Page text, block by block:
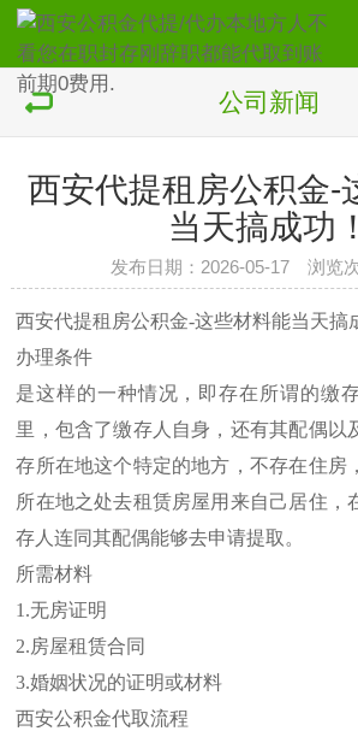
公司新闻
西安代提租房公积金-
当天搞成功！
发布日期：2026-05-17 浏览
西安代提租房公积金-这些材料能当天搞
办理条件
是这样的一种情况，即存在所谓的缴
里，包含了缴存人自身，还有其配偶以
存所在地这个特定的地方，不存在住房
所在地之处去租赁房屋用来自己居住，
存人连同其配偶能够去申请提取。
所需材料
1.无房证明
2.房屋租赁合同
3.婚姻状况的证明或材料
西安公积金代取流程